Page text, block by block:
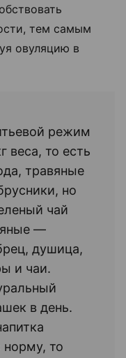
тем самым
овуляцию в
режим
то есть
травяные
но
чай
—
душица,
и чаи.
в день.
то